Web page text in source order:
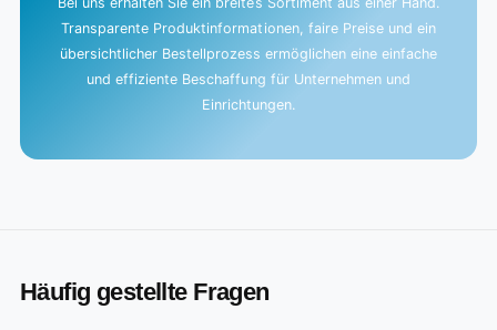
Transparente Produktinformationen, faire Preise und ein
übersichtlicher Bestellprozess ermöglichen eine einfache
und effiziente Beschaffung für Unternehmen und
Einrichtungen.
Häufig gestellte Fragen